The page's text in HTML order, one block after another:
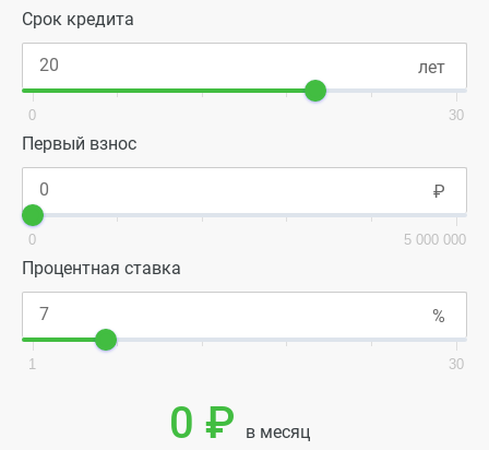
Срок кредита
0 30
Первый взнос
0 5 000 000
Процентная ставка
1 30
0 ₽ в месяц